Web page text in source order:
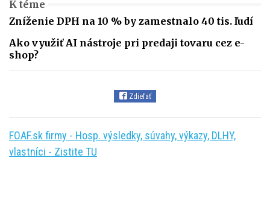
K téme
Zníženie DPH na 10 % by zamestnalo 40 tis. ľudí
Ako využiť AI nástroje pri predaji tovaru cez e-
shop?
Zdieľať
FOAF.sk firmy - Hosp. výsledky, súvahy, výkazy, DLHY,
vlastníci - Zistite TU